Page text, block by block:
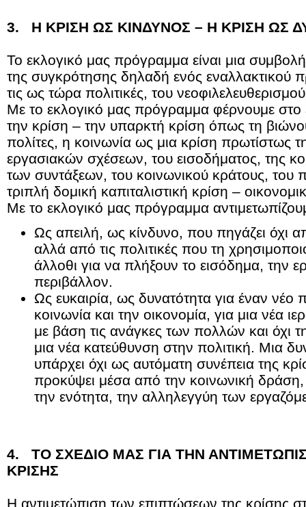
3. Η ΚΡΙΣΗ ΩΣ ΚΙΝΔΥΝΟΣ – Η ΚΡΙΣΗ ΩΣ
Το εκλογικό μας πρόγραμμα είναι μια
της συγκρότησης δηλαδή ενός εναλλακτικού
τις ως τώρα πολιτικές, του
Με το εκλογικό μας πρόγραμμα φέρνουμε στο
την κρίση – την υπαρκτή κρίση όπως τη
πολίτες, η κοινωνία ως μια κρίση πρωτίστως
εργασιακών σχέσεων, του εισοδήματος, της
των συντάξεων, του κοινωνικού κράτους, του
τριπλή δομική καπιταλιστική κρίση –
Με το εκλογικό μας πρόγραμμα
Ως απειλή, ως κίνδυνο, που πηγάζει όχι
αλλά από τις πολιτικές που τη
άλλοθι για να πλήξουν το εισόδημα, την
περιβάλλον.
Ως ευκαιρία, ως δυνατότητα για έναν νέο
κοινωνία και την οικονομία, για μια νέα
με βάση τις ανάγκες των πολλών και όχι
μια νέα κατεύθυνση στην πολιτική. Μια
υπάρχει όχι ως αυτόματη συνέπεια της
προκύψει μέσα από την κοινωνική δράση,
την ενότητα, την αλληλεγγύη των
4. ΤΟ ΣΧΕΔΙΟ ΜΑΣ ΓΙΑ ΤΗΝ
ΚΡΙΣΗΣ
Η αντιμετώπιση των επιπτώσεων της κρίσης